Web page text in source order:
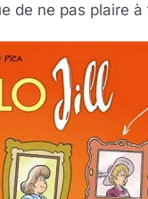
de ne pas plaire